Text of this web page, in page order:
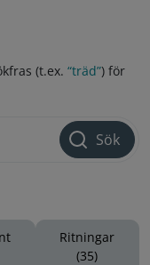
(t.ex. “träd”) för
Sök
Ritningar
(35)